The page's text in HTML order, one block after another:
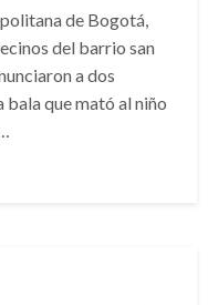
de Bogotá,
del barrio san
a dos
bala que mató al niño